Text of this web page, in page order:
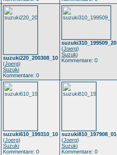
suzuki220_200308_10
(Joerg)
Suzuki
Kommentare: 0
suzuki310_199509_20
(Joerg)
Suzuki
Kommentare: 0
suzuki610_199310_10
(Joerg)
Suzuki
Kommentare: 0
suzuki810_197908_01
(Joerg)
Suzuki
Kommentare: 0